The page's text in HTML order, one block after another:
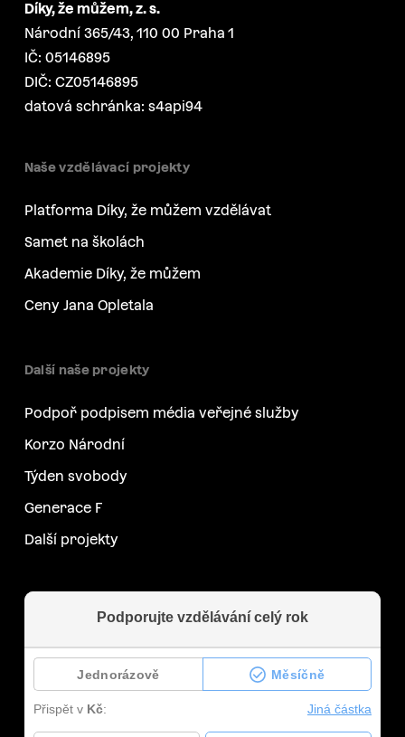
Díky, že můžem, z. s.
Národní 365/43, 110 00 Praha 1
IČ: 05146895
DIČ: CZ05146895
datová schránka: s4api94
Naše vzdělávací projekty
Platforma Díky, že můžem vzdělávat
Samet na školách
Akademie Díky, že můžem
Ceny Jana Opletala
Další naše projekty
Podpoř podpisem média veřejné služby
Korzo Národní
Týden svobody
Generace F
Další projekty